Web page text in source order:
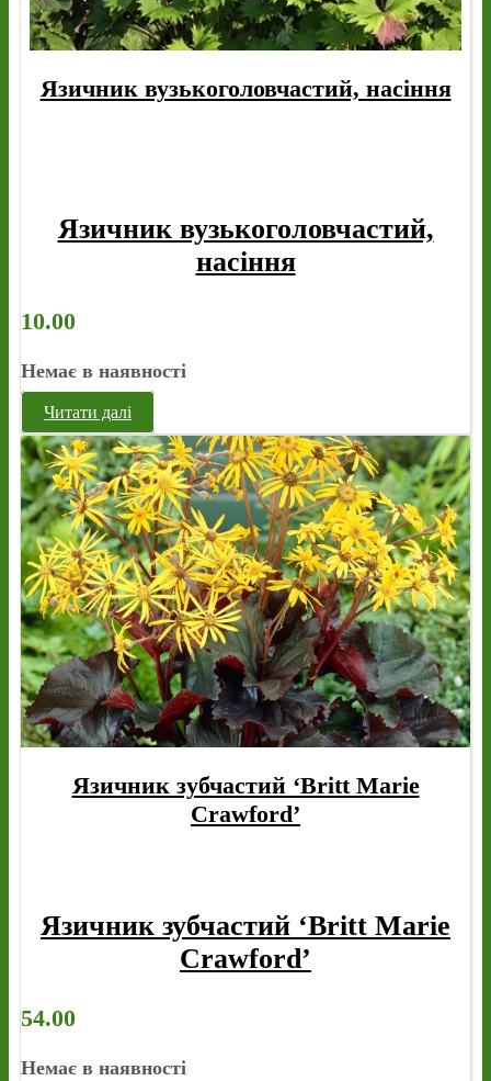
Язичник вузькоголовчастий, насіння
Язичник вузькоголовчастий,
насіння
10.00
Немає в наявності
Читати далі
Язичник зубчастий ‘Britt Marie
Crawford’
Язичник зубчастий ‘Britt Marie
Crawford’
54.00
Немає в наявності